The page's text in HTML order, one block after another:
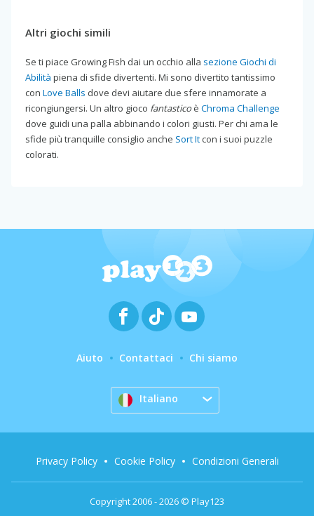
Altri giochi simili
Se ti piace Growing Fish dai un occhio alla sezione Giochi di
Abilità piena di sfide divertenti. Mi sono divertito tantissimo
con Love Balls dove devi aiutare due sfere innamorate a
ricongiungersi. Un altro gioco fantastico è Chroma Challenge
dove guidi una palla abbinando i colori giusti. Per chi ama le
sfide più tranquille consiglio anche Sort It con i suoi puzzle
colorati.
Aiuto Contattaci Chi siamo
Italiano
Copyright 2006 - 2026 © Play123
Privacy Policy Cookie Policy Condizioni Generali